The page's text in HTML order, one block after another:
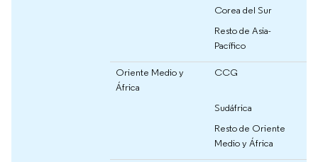
Corea del Sur
Resto de Asia-
Pacífico
Oriente Medio y
África
CCG
Sudáfrica
Resto de Oriente
Medio y África